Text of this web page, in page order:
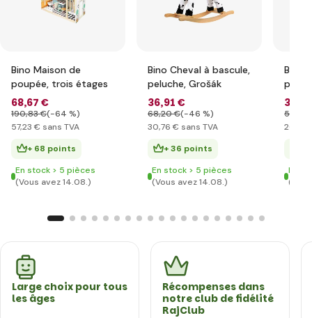
Bino Maison de
poupée, trois étages
68,67 €
190,83 €(-64 %)
57,23 € sans TVA
+ 68 points
En stock > 5 pièces
(Vous avez 14.08.)
Bino Cheval à bascule,
peluche, Grošák
36,91 €
68,20 €(-46 %)
30,76 € sans TVA
+ 36 points
En stock > 5 pièces
(Vous avez 14.08.)
Bino
verte
31
58
26
En
Large choix pour tous
les âges
Récompenses dans
notre club de fidélité
RajClub